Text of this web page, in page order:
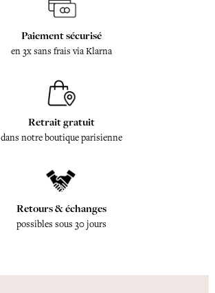
Paiement sécurisé
en 3x sans frais via Klarna
Retrait gratuit
dans notre boutique parisienne
Retours & échanges
possibles sous 30 jours